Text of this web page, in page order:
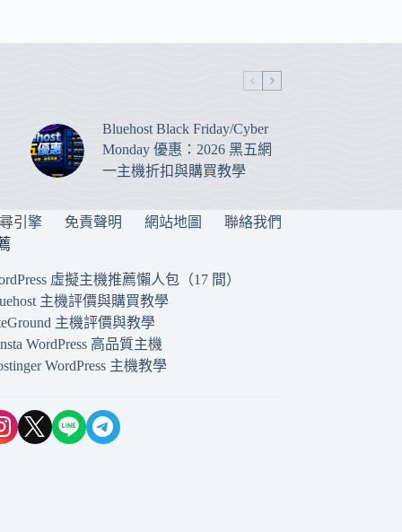
Bluehost Black Friday/Cyber
Monday 優惠：2026 黑五網
一主機折扣與購買教學
引擎 免責聲明 網站地圖 聯絡我們
虛擬主機推薦懶人包（17 間）
主機評價與購買教學
主機評價與教學
WordPress 高品質主機
WordPress 主機教學